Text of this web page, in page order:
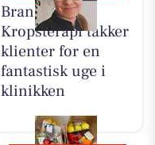
Brandsborgs
Kropsterapi takker
klienter for en
fantastisk uge i
klinikken